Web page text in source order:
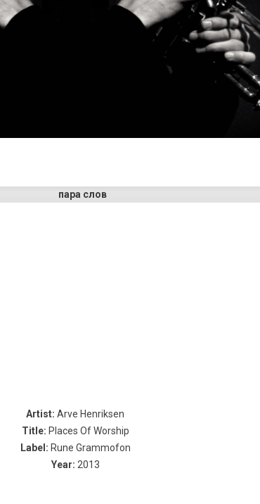
пара слов
Artist: Arve Henriksen
Title: Places Of Worship
Label: Rune Grammofon
Year: 2013